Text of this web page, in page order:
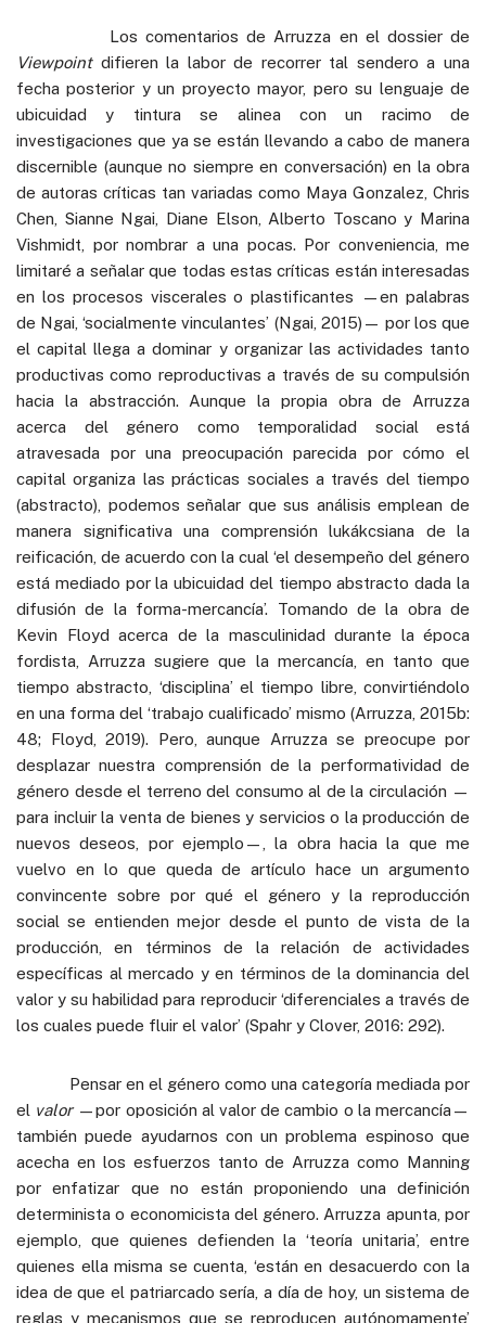
Los comentarios de Arruzza en el dossier de
Viewpointdifieren la labor de recorrer tal sendero a una
fecha posterior y un proyecto mayor, pero su lenguaje de
ubicuidad y tintura se alinea con un racimo de
investigaciones que ya se están llevando a cabo de manera
discernible (aunque no siempre en conversación) en la obra
de autoras críticas tan variadas como Maya Gonzalez, Chris
Chen, Sianne Ngai, Diane Elson, Alberto Toscano y Marina
Vishmidt, por nombrar a una pocas. Por conveniencia, me
limitaré a señalar que todas estas críticas están interesadas
en los procesos viscerales o plastificantes —en palabras
de Ngai, ‘socialmente vinculantes’ (Ngai, 2015)— por los que
el capital llega a dominar y organizar las actividades tanto
productivas como reproductivas a través de su compulsión
hacia la abstracción. Aunque la propia obra de Arruzza
acerca del género como temporalidad social está
atravesada por una preocupación parecida por cómo el
capital organiza las prácticas sociales a través del tiempo
(abstracto), podemos señalar que sus análisis emplean de
manera significativa una comprensión lukákcsiana de la
reificación, de acuerdo con la cual ‘el desempeño del género
está mediado por la ubicuidad del tiempo abstracto dada la
difusión de la forma-mercancía’. Tomando de la obra de
Kevin Floyd acerca de la masculinidad durante la época
fordista, Arruzza sugiere que la mercancía, en tanto que
tiempo abstracto, ‘disciplina’ el tiempo libre, convirtiéndolo
en una forma del ‘trabajo cualificado’ mismo (Arruzza, 2015b:
48; Floyd, 2019). Pero, aunque Arruzza se preocupe por
desplazar nuestra comprensión de la performatividad de
género desde el terreno del consumo al de la circulación —
para incluir la venta de bienes y servicios o la producción de
nuevos deseos, por ejemplo—, la obra hacia la que me
vuelvo en lo que queda de artículo hace un argumento
convincente sobre por qué el género y la reproducción
social se entienden mejor desde el punto de vista de la
producción, en términos de la relación de actividades
específicas al mercado y en términos de la dominancia del
valor y su habilidad para reproducir ‘diferenciales a través de
los cuales puede fluir el valor’ (Spahr y Clover, 2016: 292).
Pensar en el género como una categoría mediada por
el valor—por oposición al valor de cambio o la mercancía—
también puede ayudarnos con un problema espinoso que
acecha en los esfuerzos tanto de Arruzza como Manning
por enfatizar que no están proponiendo una definición
determinista o economicista del género. Arruzza apunta, por
ejemplo, que quienes defienden la ‘teoría unitaria’, entre
quienes ella misma se cuenta, ‘están en desacuerdo con la
idea de que el patriarcado sería, a día de hoy, un sistema de
reglas y mecanismos que se reproducen autónomamente’